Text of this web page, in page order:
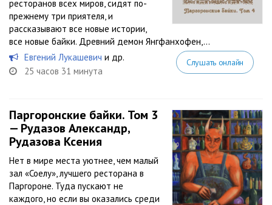
ресторанов всех миров, сидят по-
прежнему три приятеля, и
рассказывают все новые истории,
все новые байки. Древний демон Янгфанхофен,...
Евгений Лукашевич и др.
25 часов 31 минута
Слушать онлайн
Паргоронские байки. Том 3
— Рудазов Александр,
Рудазова Ксения
Нет в мире места уютнее, чем малый
зал «Соелу», лучшего ресторана в
Паргороне. Туда пускают не
каждого, но если вы оказались среди